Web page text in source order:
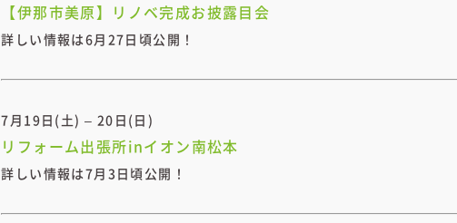
【伊那市美原】リノベ完成お披露目会
詳しい情報は6月27日頃公開！
7月19日(土) – 20日(日)
リフォーム出張所inイオン南松本
詳しい情報は7月3日頃公開！